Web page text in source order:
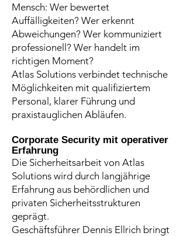
Mensch: Wer bewertet
Auffälligkeiten? Wer erkennt
Abweichungen? Wer kommuniziert
professionell? Wer handelt im
richtigen Moment?
Atlas Solutions verbindet technische
Möglichkeiten mit qualifiziertem
Personal, klarer Führung und
praxistauglichen Abläufen.
Corporate Security mit operativer
Erfahrung
Die Sicherheitsarbeit von Atlas
Solutions wird durch langjährige
Erfahrung aus behördlichen und
privaten Sicherheitsstrukturen
geprägt.
Geschäftsführer Dennis Ellrich bringt